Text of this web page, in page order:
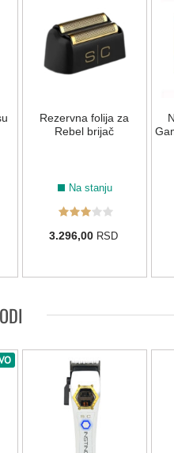
Rezervna folija za
Rebel brijač
Na stanju
3.296,00 RSD